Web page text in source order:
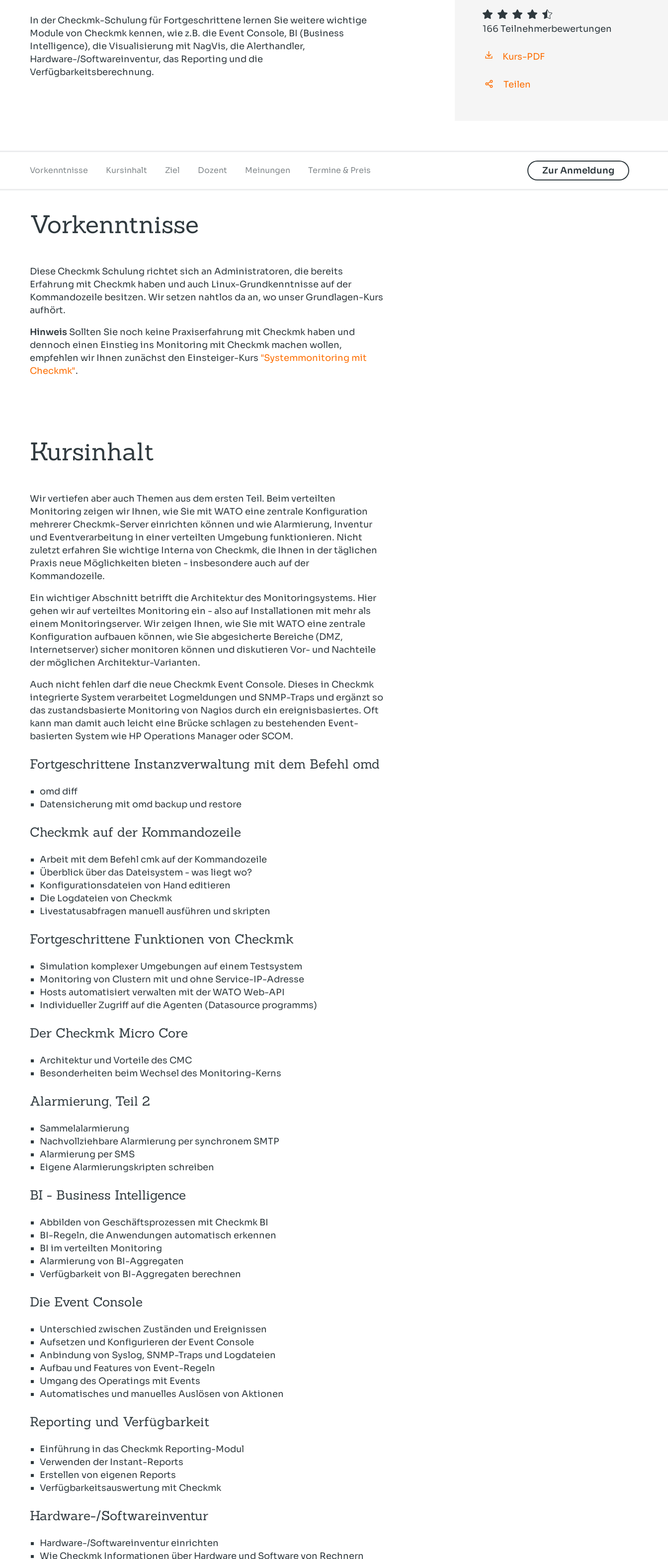
Teilnahme & Rabatte
Solution Hosting
Spamhaus OpenTalk - Videokonferenzen
In der Checkmk-Schulung für Fortgeschrittene lernen Sie weitere wichtige
Module von Checkmk kennen, wie z.B. die Event Console, BI (Business
Intelligence), die Visualisierung mit NagVis, die Alerthandler,
Hardware-/Softwareinventur, das Reporting und die
Verfügbarkeitsberechnung.
166 Teilnehmerbewertungen
Kurs-PDF
Teilen
Vorkenntnisse Kursinhalt Ziel Dozent Meinungen Termine & Preis Zur Anmeldung
Vorkenntnisse
Diese Checkmk Schulung richtet sich an Administratoren, die bereits
Erfahrung mit Checkmk haben und auch Linux-Grundkenntnisse auf der
Kommandozeile besitzen. Wir setzen nahtlos da an, wo unser Grundlagen-Kurs
aufhört.
Hinweis Sollten Sie noch keine Praxiserfahrung mit Checkmk haben und
dennoch einen Einstieg ins Monitoring mit Checkmk machen wollen,
empfehlen wir Ihnen zunächst den Einsteiger-Kurs "Systemmonitoring mit
Checkmk".
Kursinhalt
Wir vertiefen aber auch Themen aus dem ersten Teil. Beim verteilten
Monitoring zeigen wir Ihnen, wie Sie mit WATO eine zentrale Konfiguration
mehrerer Checkmk-Server einrichten können und wie Alarmierung, Inventur
und Eventverarbeitung in einer verteilten Umgebung funktionieren. Nicht
zuletzt erfahren Sie wichtige Interna von Checkmk, die Ihnen in der täglichen
Praxis neue Möglichkeiten bieten - insbesondere auch auf der
Kommandozeile.
Ein wichtiger Abschnitt betrifft die Architektur des Monitoringsystems. Hier
gehen wir auf verteiltes Monitoring ein - also auf Installationen mit mehr als
einem Monitoringserver. Wir zeigen Ihnen, wie Sie mit WATO eine zentrale
Konfiguration aufbauen können, wie Sie abgesicherte Bereiche (DMZ,
Internetserver) sicher monitoren können und diskutieren Vor- und Nachteile
der möglichen Architektur-Varianten.
Auch nicht fehlen darf die neue Checkmk Event Console. Dieses in Checkmk
integrierte System verarbeitet Logmeldungen und SNMP-Traps und ergänzt so
das zustandsbasierte Monitoring von Nagios durch ein ereignisbasiertes. Oft
kann man damit auch leicht eine Brücke schlagen zu bestehenden Event-
basierten System wie HP Operations Manager oder SCOM.
Fortgeschrittene Instanzverwaltung mit dem Befehl omd
omd diff
Datensicherung mit omd backup und restore
Checkmk auf der Kommandozeile
Arbeit mit dem Befehl cmk auf der Kommandozeile
Überblick über das Dateisystem - was liegt wo?
Konfigurationsdateien von Hand editieren
Die Logdateien von Checkmk
Livestatusabfragen manuell ausführen und skripten
Fortgeschrittene Funktionen von Checkmk
Simulation komplexer Umgebungen auf einem Testsystem
Monitoring von Clustern mit und ohne Service-IP-Adresse
Hosts automatisiert verwalten mit der WATO Web-API
Individueller Zugriff auf die Agenten (Datasource programms)
Der Checkmk Micro Core
Architektur und Vorteile des CMC
Besonderheiten beim Wechsel des Monitoring-Kerns
Alarmierung, Teil 2
Sammelalarmierung
Nachvollziehbare Alarmierung per synchronem SMTP
Alarmierung per SMS
Eigene Alarmierungskripten schreiben
BI - Business Intelligence
Abbilden von Geschäftsprozessen mit Checkmk BI
BI-Regeln, die Anwendungen automatisch erkennen
BI im verteilten Monitoring
Alarmierung von BI-Aggregaten
Verfügbarkeit von BI-Aggregaten berechnen
Die Event Console
Unterschied zwischen Zuständen und Ereignissen
Aufsetzen und Konfigurieren der Event Console
Anbindung von Syslog, SNMP-Traps und Logdateien
Aufbau und Features von Event-Regeln
Umgang des Operatings mit Events
Automatisches und manuelles Auslösen von Aktionen
Reporting und Verfügbarkeit
Einführung in das Checkmk Reporting-Modul
Verwenden der Instant-Reports
Erstellen von eigenen Reports
Verfügbarkeitsauswertung mit Checkmk
Hardware-/Softwareinventur
Hardware-/Softwareinventur einrichten
Wie Checkmk Informationen über Hardware und Software von Rechnern